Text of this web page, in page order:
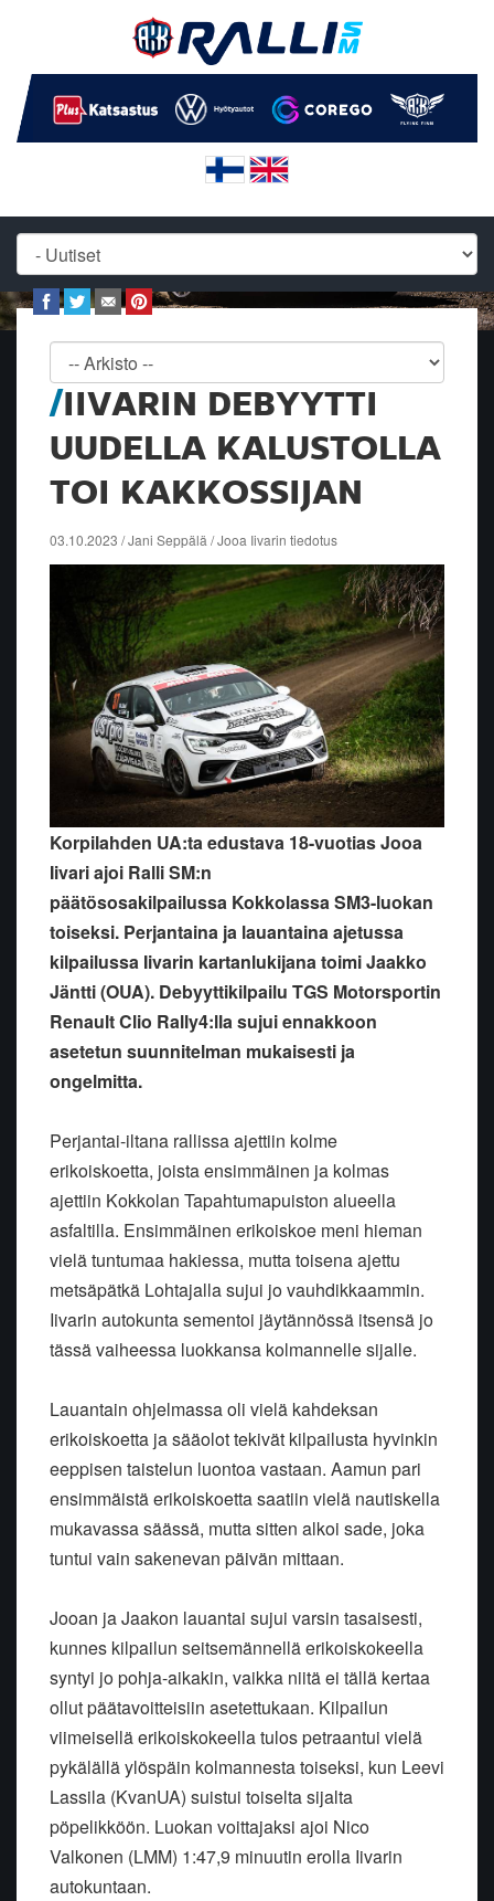
IIVARIN DEBYYTTI
UUDELLA KALUSTOLLA
TOI KAKKOSSIJAN
03.10.2023 / Jani Seppälä / Jooa Iivarin tiedotus
Korpilahden UA:ta edustava 18-vuotias Jooa
Iivari ajoi Ralli SM:n
päätösosakilpailussa Kokkolassa SM3-luokan
toiseksi. Perjantaina ja lauantaina ajetussa
kilpailussa Iivarin kartanlukijana toimi Jaakko
Jäntti (OUA). Debyyttikilpailu TGS Motorsportin
Renault Clio Rally4:lla sujui ennakkoon
asetetun suunnitelman mukaisesti ja
ongelmitta.
Perjantai-iltana rallissa ajettiin kolme
erikoiskoetta, joista ensimmäinen ja kolmas
ajettiin Kokkolan Tapahtumapuiston alueella
asfaltilla. Ensimmäinen erikoiskoe meni hieman
vielä tuntumaa hakiessa, mutta toisena ajettu
metsäpätkä Lohtajalla sujui jo vauhdikkaammin.
Iivarin autokunta sementoi jäytännössä itsensä jo
tässä vaiheessa luokkansa kolmannelle sijalle.
Lauantain ohjelmassa oli vielä kahdeksan
erikoiskoetta ja sääolot tekivät kilpailusta hyvinkin
eeppisen taistelun luontoa vastaan. Aamun pari
ensimmäistä erikoiskoetta saatiin vielä nautiskella
mukavassa säässä, mutta sitten alkoi sade, joka
tuntui vain sakenevan päivän mittaan.
Jooan ja Jaakon lauantai sujui varsin tasaisesti,
kunnes kilpailun seitsemännellä erikoiskokeella
syntyi jo pohja-aikakin, vaikka niitä ei tällä kertaa
ollut päätavoitteisiin asetettukaan. Kilpailun
viimeisellä erikoiskokeella tulos petraantui vielä
pykälällä ylöspäin kolmannesta toiseksi, kun Leevi
Lassila (KvanUA) suistui toiselta sijalta
pöpelikköön. Luokan voittajaksi ajoi Nico
Valkonen (LMM) 1:47,9 minuutin erolla Iivarin
autokuntaan.